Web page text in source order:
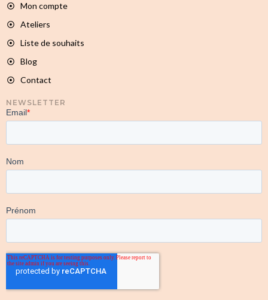
Mon compte
Ateliers
Liste de souhaits
Blog
Contact
NEWSLETTER